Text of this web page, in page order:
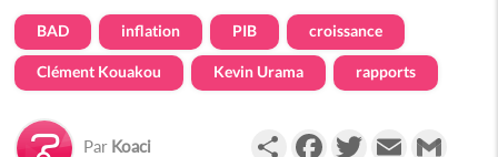
BAD inflation PIB croissance
Clément Kouakou Kevin Urama rapports
Par Koaci PartagerFacebookTwitterEmail